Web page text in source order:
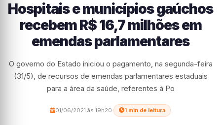
Hospitais e municípios gaúchos
recebem R$ 16,7 milhões em
emendas parlamentares
O governo do Estado iniciou o pagamento, na segunda-feira
(31/5), de recursos de emendas parlamentares estaduais
para a área da saúde, referentes à Po
01/06/2021 às 19h20 1 min de leitura